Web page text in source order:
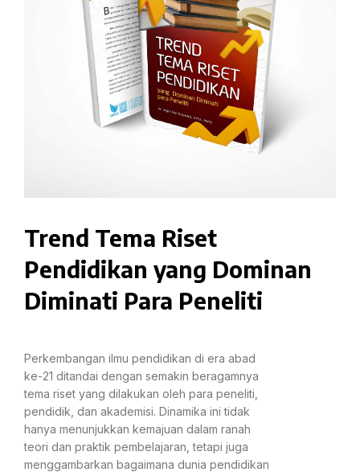
Trend Tema Riset
Pendidikan yang Dominan
Diminati Para Peneliti
Perkembangan ilmu pendidikan di era abad
ke-21 ditandai dengan semakin beragamnya
tema riset yang dilakukan oleh para peneliti,
pendidik, dan akademisi. Dinamika ini tidak
hanya menunjukkan kemajuan dalam ranah
teori dan praktik pembelajaran, tetapi juga
menggambarkan bagaimana dunia pendidikan